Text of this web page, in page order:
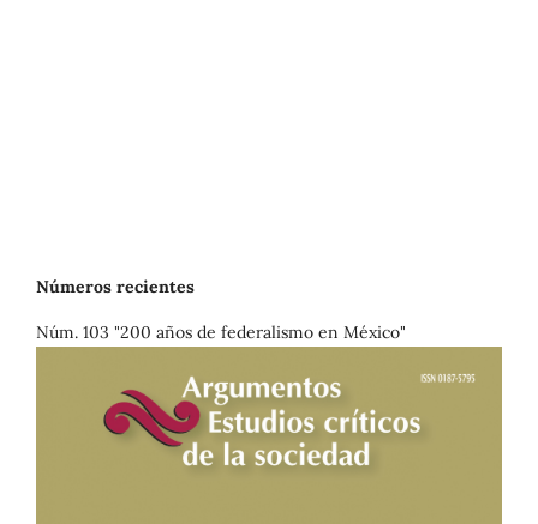
Números recientes
Núm. 103 "200 años de federalismo en México"